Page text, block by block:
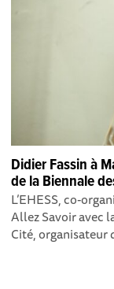
Didier Fassin à
de la Biennale
L’EHESS, co-
Allez Savoir avec
Cité, organisateur